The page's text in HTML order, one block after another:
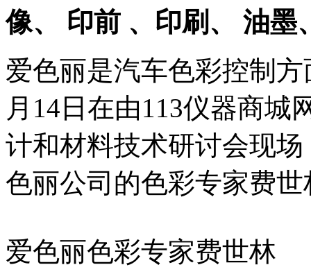
像、 印前 、印刷、 油墨
爱色丽是汽车色彩控制
月14日在由113仪器商城
计和材料技术研讨会现
色丽公司的色彩专家费世
爱色丽色彩专家费世林